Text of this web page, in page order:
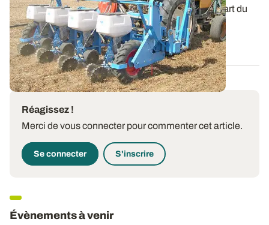
Une levée rapide et homogène garantit un bon départ du
maïs. Dans cette optique, les...
17 MARS 2016
Réagissez !
Merci de vous connecter pour commenter cet article.
Se connecter S'inscrire
Évènements à venir